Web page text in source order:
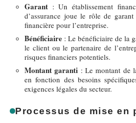
Garant : Un établissement
d’assurance joue le rôle de
financière pour l’entreprise.
Bénéficiaire : Le bénéficiaire de la
le client ou le partenaire de
risques financiers potentiels.
Montant garanti : Le montant de
en fonction des besoins
exigences légales du secteur.
Processus de mise en